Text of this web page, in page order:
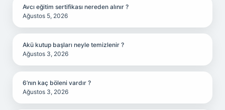
Avcı eğitim sertifikası nereden alınır ?
Ağustos 5, 2026
Akü kutup başları neyle temizlenir ?
Ağustos 3, 2026
6’nın kaç böleni vardır ?
Ağustos 3, 2026